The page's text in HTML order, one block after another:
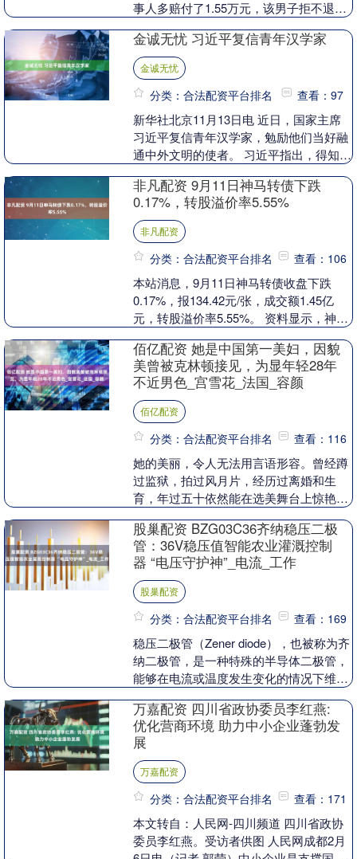
事人多赔付了1.55万元，该男子拒不退
额退....
金诚无忧 习近平复信青年汉学家
金诚无忧
分类：合法配资平台排名 查看：97
新华社北京11月13日电 近日，国家主席
习近平复信青年汉学家，勉励他们当好融
通中外文明的使者。 习近平指出，得知你
研究和文明....
非凡配资 9月11日神马转债下跌
0.17%，转股溢价率5.55%
非凡配资
分类：合法配资平台排名 查看：106
本站消息，9月11日神马转债收盘下跌
0.17%，报134.42元/张，成交额1.45亿
元，转股溢价率5.55%。 资料显示，神马
佰亿配资 她是中国第一美妇，因貌
美曾被克林顿接见，为显年轻28年
不近男色_宫雪花_法国_容颜
佰亿配资
分类：合法配资平台排名 查看：116
她的美丽，令人无法用言语形容。曾经蹲
过监狱，拍过风月片，经历过离婚和生
育，年过五十依然能在选美舞台上惊艳四
要一睹她绝世的容颜....
股巢配资 BZG03C36齐纳稳压二极
管：36V稳压值智能农业灌溉控制
器 “电压守护神”_电流_工作
股巢配资
分类：合法配资平台排名 查看：169
稳压二极管（Zener diode），也被称为齐
纳二极管，是一种特殊的半导体二极管，
能够在电流或温度发生变化的情况下维持
介绍....
万嘉配资 四川省政协委员李红燕:
优化营商环境 助力中小企业蓬勃发
展
万嘉配资
分类：合法配资平台排名 查看：171
本文转自：人民网-四川频道 四川省政协
委员李红燕。受访者供图 人民网成都2月